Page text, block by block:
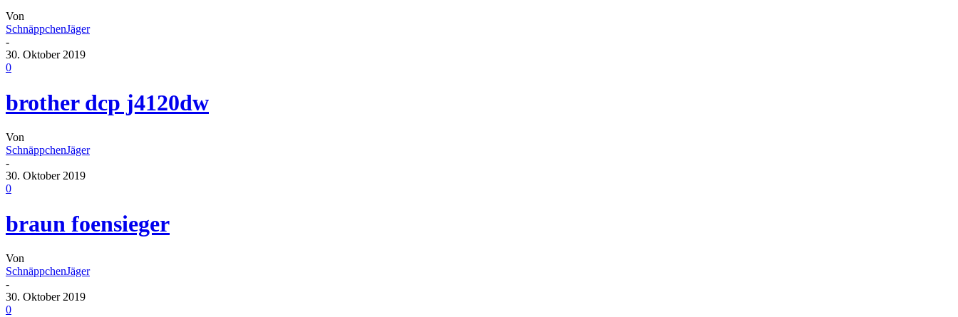
Von
SchnäppchenJäger
-
30. Oktober 2019
0
brother dcp j4120dw
Von
SchnäppchenJäger
-
30. Oktober 2019
0
braun foensieger
Von
SchnäppchenJäger
-
30. Oktober 2019
0